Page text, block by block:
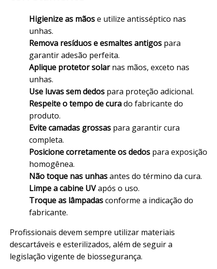
Higienize as mãose utilize antisséptico nas
unhas.
Remova resíduos e esmaltes antigos para
garantir adesão perfeita.
Aplique protetor solarnas mãos, exceto nas
unhas.
Use luvas sem dedos para proteção adicional.
Respeite o tempo de curado fabricante do
produto.
Evite camadas grossas para garantir cura
completa.
Posicione corretamente os dedos para exposição
homogênea.
Não toque nas unhasantes do término da cura.
Limpe a cabine UVapós o uso.
Troque as lâmpadasconforme a indicação do
fabricante.
Profissionais devem sempre utilizar materiais
descartáveis e esterilizados, além de seguir a
legislação vigente de biossegurança.